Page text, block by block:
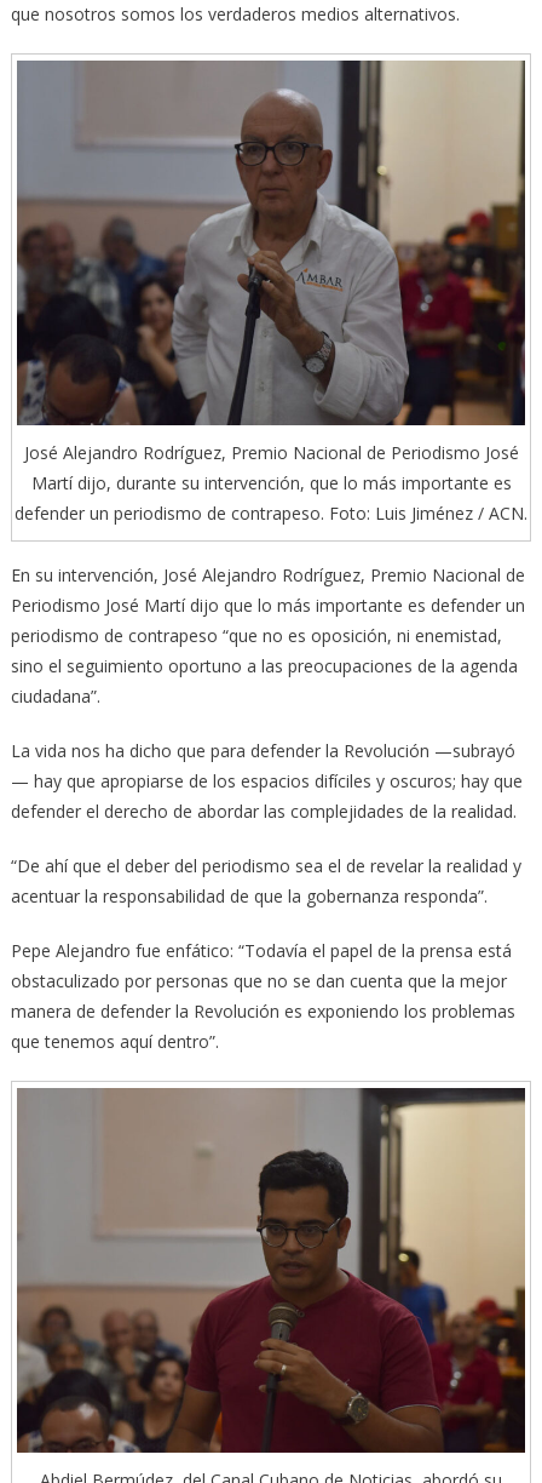
que nosotros somos los verdaderos medios alternativos.
José Alejandro Rodríguez, Premio Nacional de Periodismo José
Martí dijo, durante su intervención, que lo más importante es
defender un periodismo de contrapeso. Foto: Luis Jiménez / ACN.
En su intervención, José Alejandro Rodríguez, Premio Nacional de
Periodismo José Martí dijo que lo más importante es defender un
periodismo de contrapeso “que no es oposición, ni enemistad,
sino el seguimiento oportuno a las preocupaciones de la agenda
ciudadana”.
La vida nos ha dicho que para defender la Revolución —subrayó
— hay que apropiarse de los espacios difíciles y oscuros; hay que
defender el derecho de abordar las complejidades de la realidad.
“De ahí que el deber del periodismo sea el de revelar la realidad y
acentuar la responsabilidad de que la gobernanza responda”.
Pepe Alejandro fue enfático: “Todavía el papel de la prensa está
obstaculizado por personas que no se dan cuenta que la mejor
manera de defender la Revolución es exponiendo los problemas
que tenemos aquí dentro”.